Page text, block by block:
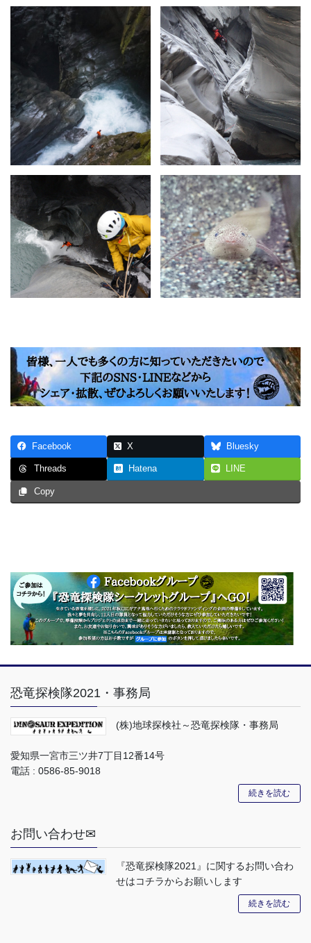
Facebook X Bluesky
Threads Hatena LINE
Copy
恐竜探検隊2021・事務局
(株)地球探検社～恐竜探検隊・事務局
愛知県一宮市三ツ井7丁目12番14号
電話 : 0586-85-9018
続きを読む
お問い合わせ✉
『恐竜探検隊2021』に関するお問い合わ
せはコチラからお願いします
続きを読む